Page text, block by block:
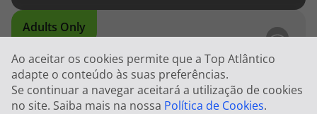
Adults Only
Ao aceitar os cookies permite que a Top Atlântico
adapte o conteúdo às suas preferências.
Se continuar a navegar aceitará a utilização de cookies
no site. Saiba mais na nossa Política de Cookies.